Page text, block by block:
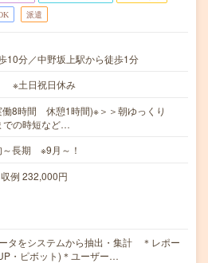
派遣
10分／中野坂上駅から徒歩1分
※土日祝日休み
8時間 休憩1時間)※＞＞朝ゆっくり
の時短など…
長期 ※9月～！
例 232,000円
タをシステムから抽出・集計 ＊レポー
・ピボット)＊ユーザー…